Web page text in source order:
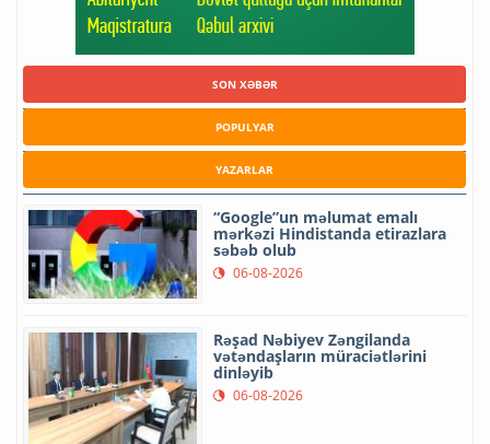
SON XƏBƏR
POPULYAR
YAZARLAR
“Google”un məlumat emalı
mərkəzi Hindistanda etirazlara
səbəb olub
06-08-2026
Rəşad Nəbiyev Zəngilanda
vətəndaşların müraciətlərini
dinləyib
06-08-2026